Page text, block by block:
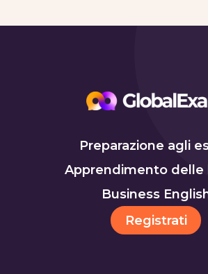
Preparazione agli
Apprendimento delle
Business
Registrati